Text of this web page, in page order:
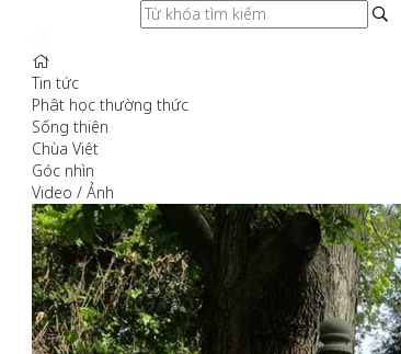
Tin tức
Phật học thường thức
Sống thiện
Chùa Việt
Góc nhìn
Video / Ảnh